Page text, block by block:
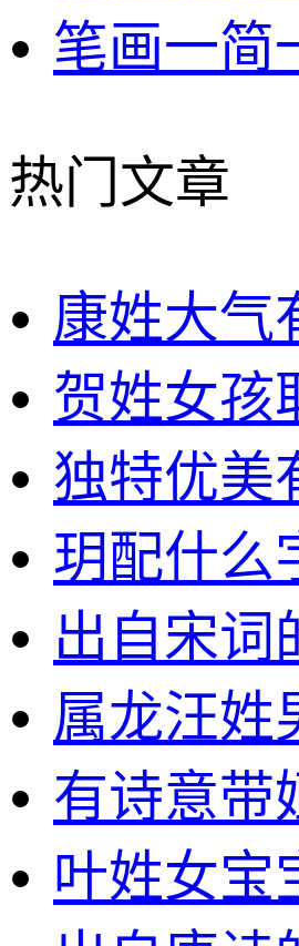
笔画一简
热门文章
康姓大气
贺姓女孩
独特优美
玥配什么
出自宋词
属龙汪姓
有诗意带
叶姓女宝